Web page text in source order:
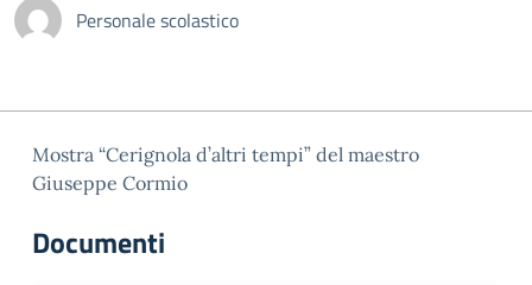
Personale scolastico
Mostra “Cerignola d’altri tempi” del maestro
Giuseppe Cormio
Documenti